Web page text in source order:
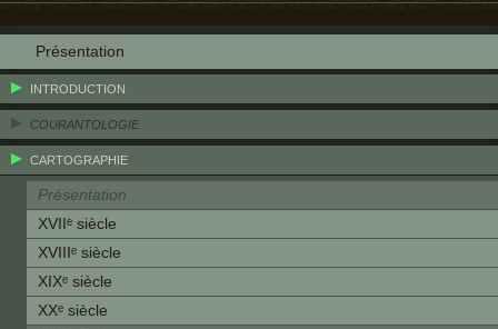
Présentation
INTRODUCTION
COURANTOLOGIE
CARTOGRAPHIE
Présentation
XVIIᵉ siècle
XVIIIᵉ siècle
XIXᵉ siècle
XXᵉ siècle